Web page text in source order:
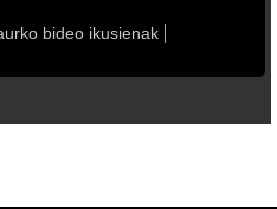
bideo ikusienak